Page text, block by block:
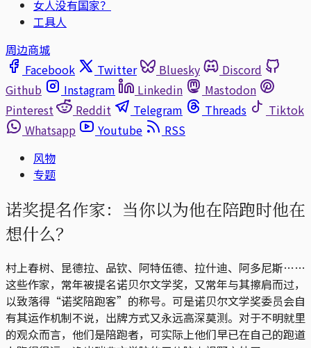
女人没有国家？
工具人
周边商城
Facebook
Twitter Bluesky
Discord
Github
Instagram Linkedin
Mastodon
Pinterest
Reddit Telegram Threads
Tiktok
Whatsapp
Youtube
RSS
风物
专题
诺奖提名作家：当你以为他在陪跑时他在
想什么？
村上春树、昆德拉、品钦、阿特伍德、拉什迪、阿多尼斯……
这些作家，常年被提名诺贝尔文学奖，又常年与其擦肩而过，
以致落得“诺奖陪跑客”的称号。可是诺贝尔文学奖委员会自
有其运作机制不说，出牌方式又永远高深莫测。对于不明就里
的观众而言，他们是陪跑者，可实际上他们早已在自己的跑道